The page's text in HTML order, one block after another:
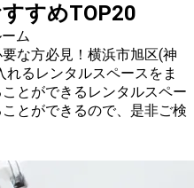
すめTOP20
ム
な方必見！横浜市旭区(神
るレンタルスペースをま
とができるレンタルスペー
とができるので、是非ご検